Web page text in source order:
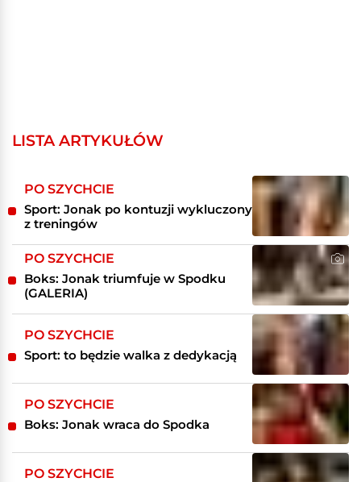
LISTA ARTYKUŁÓW
PO SZYCHCIE
Sport: Jonak po kontuzji wykluczony
z treningów
PO SZYCHCIE
Boks: Jonak triumfuje w Spodku
(GALERIA)
PO SZYCHCIE
Sport: to będzie walka z dedykacją
PO SZYCHCIE
Boks: Jonak wraca do Spodka
PO SZYCHCIE